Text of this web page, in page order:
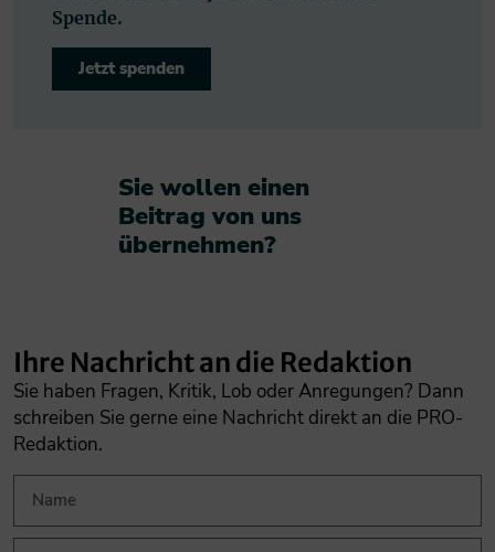
Spende.
Jetzt spenden
Sie wollen einen
Beitrag von uns
übernehmen?​
Ihre Nachricht an die Redaktion
Sie haben Fragen, Kritik, Lob oder Anregungen? Dann
schreiben Sie gerne eine Nachricht direkt an die PRO-
Redaktion.